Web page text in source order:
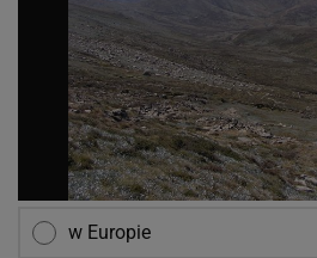
w Europie